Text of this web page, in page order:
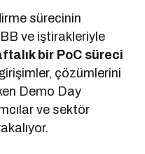
sürecinin
ve iştirakleriyle
bir PoC süreci
çözümlerini
Demo Day
ve sektör